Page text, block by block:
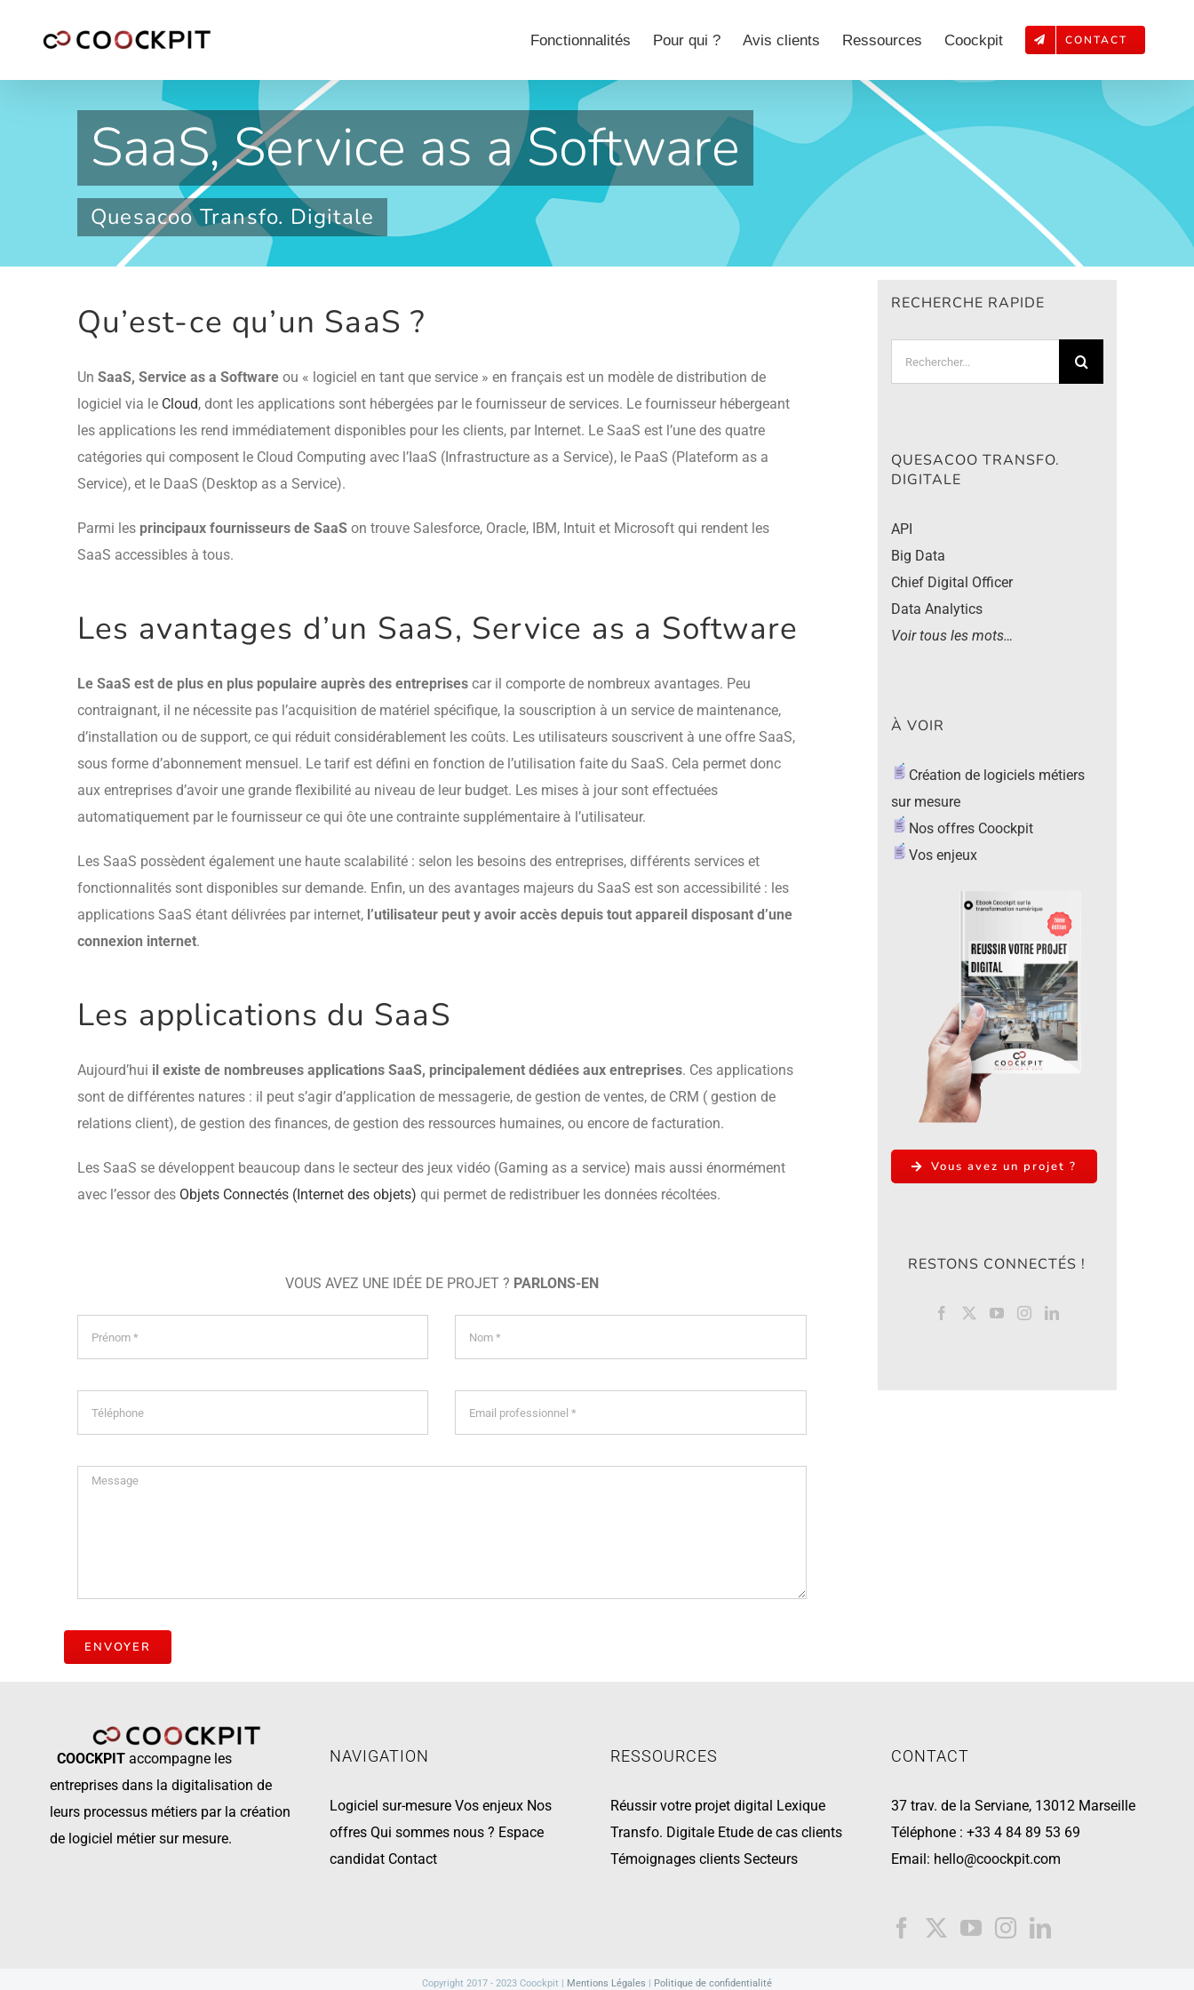
Fonctionnalités Pour qui ? Avis clients Ressources Coockpit CONTACT
SaaS, Service as a Software
Quesacoo Transfo. Digitale
Qu’est-ce qu’un SaaS ?
Un SaaS, Service as a Softwareou « logiciel en tant que service » en français est un modèle de distribution de
logiciel via le Cloud, dont les applications sont hébergées par le fournisseur de services. Le fournisseur hébergeant
les applications les rend immédiatement disponibles pour les clients, par Internet. Le SaaS est l’une des quatre
catégories qui composent le Cloud Computing avec l’IaaS (Infrastructure as a Service), le PaaS (Plateform as a
Service), et le DaaS (Desktop as a Service).
Parmi les principaux fournisseurs de SaaSon trouve Salesforce, Oracle, IBM, Intuit et Microsoft qui rendent les
SaaS accessibles à tous.
Les avantages d’un SaaS, Service as a Software
Le SaaS est de plus en plus populaire auprès des entreprisescar il comporte de nombreux avantages. Peu
contraignant, il ne nécessite pas l’acquisition de matériel spécifique, la souscription à un service de maintenance,
d’installation ou de support, ce qui réduit considérablement les coûts. Les utilisateurs souscrivent à une offre SaaS,
sous forme d’abonnement mensuel. Le tarif est défini en fonction de l’utilisation faite du SaaS. Cela permet donc
aux entreprises d’avoir une grande flexibilité au niveau de leur budget. Les mises à jour sont effectuées
automatiquement par le fournisseur ce qui ôte une contrainte supplémentaire à l’utilisateur.
Les SaaS possèdent également une haute scalabilité : selon les besoins des entreprises, différents services et
fonctionnalités sont disponibles sur demande. Enfin, un des avantages majeurs du SaaS est son accessibilité : les
applications SaaS étant délivrées par internet,l’utilisateur peut y avoir accès depuis tout appareil disposant d’une
connexion internet.
Les applications du SaaS
Aujourd’hui il existe de nombreuses applications SaaS, principalement dédiées aux entreprises. Ces applications
sont de différentes natures : il peut s’agir d’application de messagerie, de gestion de ventes, de CRM ( gestion de
relations client), de gestion des finances, de gestion des ressources humaines, ou encore de facturation.
Les SaaS se développent beaucoup dans le secteur des jeux vidéo (Gaming as a service) mais aussi énormément
avec l’essor des Objets Connectés (Internet des objets) qui permet de redistribuer les données récoltées.
VOUS AVEZ UNE IDÉE DE PROJET ? PARLONS-EN
RECHERCHE RAPIDE
QUESACOO TRANSFO.
DIGITALE
API
Big Data
Chief Digital Officer
Data Analytics
Voir tous les mots…
À VOIR
Création de logiciels métiers
sur mesure
Nos offres Coockpit
Vos enjeux
Vous avez un projet ?
RESTONS CONNECTÉS !
COOCKPITaccompagne les
entreprises dans la digitalisation de
leurs processus métiers par la création
de logiciel métier sur mesure.
NAVIGATION
Logiciel sur-mesure Vos enjeux Nos
offres Qui sommes nous ? Espace
candidat Contact
RESSOURCES
Réussir votre projet digital Lexique
Transfo. Digitale Etude de cas clients
Témoignages clients Secteurs
CONTACT
37 trav. de la Serviane, 13012 Marseille
Téléphone : +33 4 84 89 53 69
Email: hello@coockpit.com
Copyright 2017 - 2023 Coockpit | Mentions Légales | Politique de confidentialité